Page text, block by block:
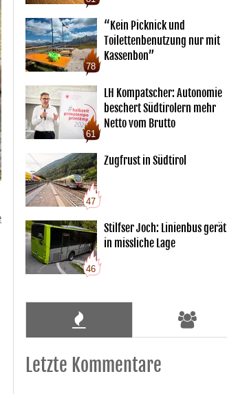
78
“Kein Picknick und
Toilettenbenutzung nur mit
Kassenbon”
61
LH Kompatscher: Autonomie
beschert Südtirolern mehr
Netto vom Brutto
47
Zugfrust in Südtirol
46
Stilfser Joch: Linienbus gerät
in missliche Lage
Letzte Kommentare